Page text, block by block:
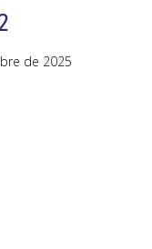
de 2025